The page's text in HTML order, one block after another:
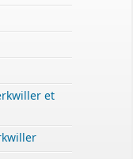
et
PREALABLE
de la
votre